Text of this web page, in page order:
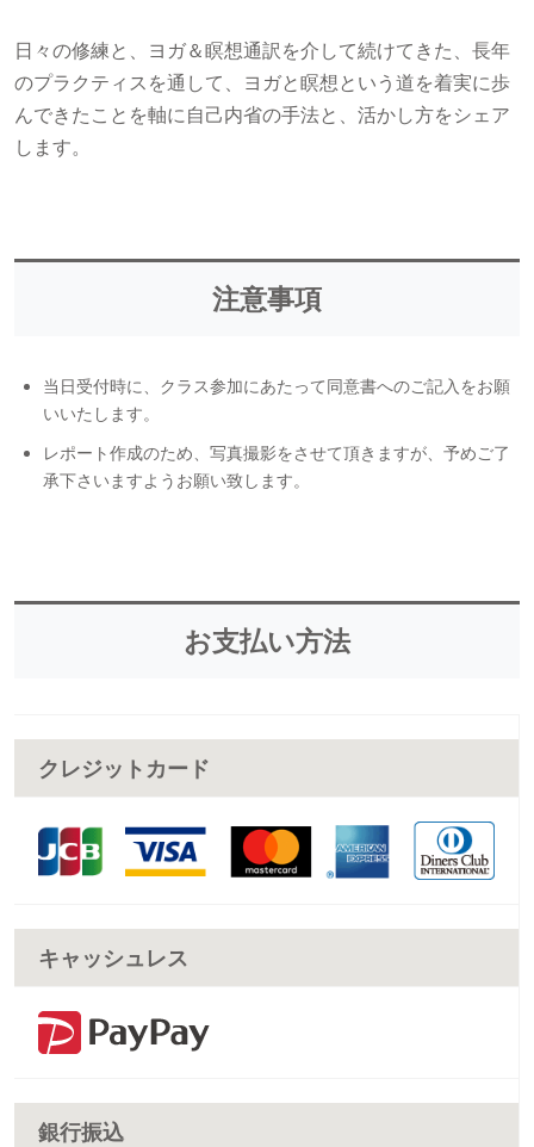
日々の修練と、ヨガ＆瞑想通訳を介して続けてきた、長年
のプラクティスを通して、ヨガと瞑想という道を着実に歩
んできたことを軸に自己内省の手法と、活かし方をシェア
します。
注意事項
当日受付時に、クラス参加にあたって同意書へのご記入をお願
いいたします。
レポート作成のため、写真撮影をさせて頂きますが、予めご了
承下さいますようお願い致します。
お支払い方法
クレジットカード
キャッシュレス
銀行振込